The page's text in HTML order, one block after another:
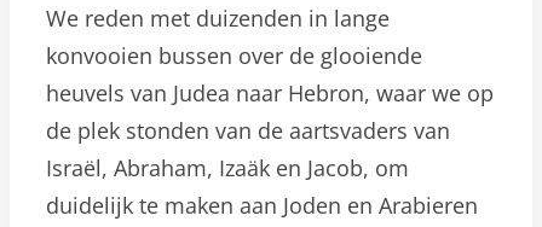
We reden met duizenden in lange
konvooien bussen over de glooiende
heuvels van Judea naar Hebron, waar we op
de plek stonden van de aartsvaders van
Israël, Abraham, Izaäk en Jacob, om
duidelijk te maken aan Joden en Arabieren